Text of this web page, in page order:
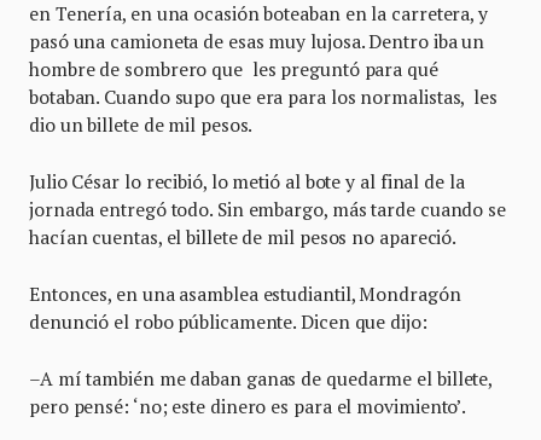
en Tenería, en una ocasión boteaban en la carretera, y
pasó una camioneta de esas muy lujosa. Dentro iba un
hombre de sombrero que les preguntó para qué
botaban. Cuando supo que era para los normalistas, les
dio un billete de mil pesos.
Julio César lo recibió, lo metió al bote y al final de la
jornada entregó todo. Sin embargo, más tarde cuando se
hacían cuentas, el billete de mil pesos no apareció.
Entonces, en una asamblea estudiantil, Mondragón
denunció el robo públicamente. Dicen que dijo:
–A mí también me daban ganas de quedarme el billete,
pero pensé: ‘no; este dinero es para el movimiento’.